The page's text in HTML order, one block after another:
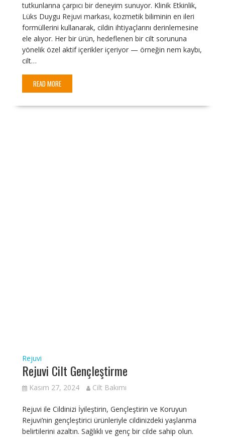
tutkunlarına çarpıcı bir deneyim sunuyor. Klinik Etkinlik,
Lüks Duygu Rejuvi markası, kozmetik biliminin en ileri
formüllerini kullanarak, cildin ihtiyaçlarını derinlemesine
ele alıyor. Her bir ürün, hedeflenen bir cilt sorununa
yönelik özel aktif içerikler içeriyor — örneğin nem kaybı,
cilt…
READ MORE
Rejuvi
Rejuvi Cilt Gençleştirme
Kasım 27, 2024 Cilt Bakımı
Rejuvi ile Cildinizi İyileştirin, Gençleştirin ve Koruyun
Rejuvi’nin gençleştirici ürünleriyle cildinizdeki yaşlanma
belirtilerini azaltın. Sağlıklı ve genç bir cilde sahip olun.